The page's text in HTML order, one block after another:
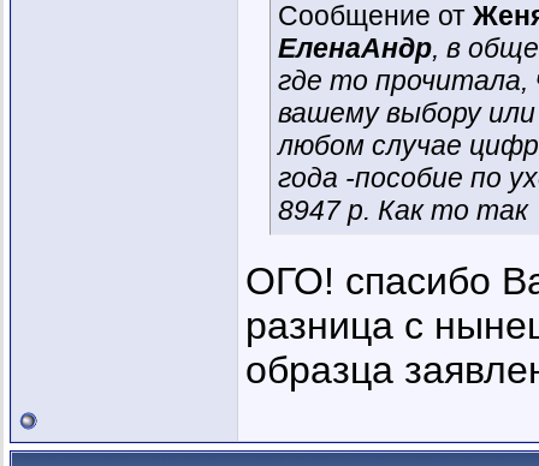
Сообщение от
ЕленаАндр, в
где то
вашему выбору
любом случае
года -пособие по
8947 р. Как то так
ОГО! спасибо
разница с
образца